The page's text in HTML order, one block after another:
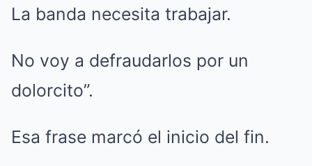
La banda necesita trabajar.
No voy a defraudarlos por un
dolorcito”.
Esa frase marcó el inicio del fin.